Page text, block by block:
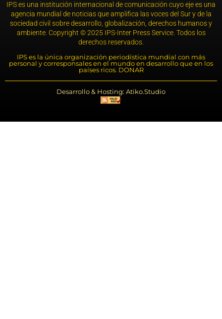
IPS es una institución internacional de comunicación cuyo eje es una
agencia mundial de noticias que amplifica las voces del Sur y de la
sociedad civil sobre desarrollo, globalización, derechos humanos y
ambiente. Copyright © 2025 IPS-Inter Press Service. Todos los
derechos reservados.
IPS es la única organización periodística mundial con más
personal y corresponsales en el mundo en desarrollo que en los
países ricos. DONAR
Desarrollo & Hosting: Atiko.Studio